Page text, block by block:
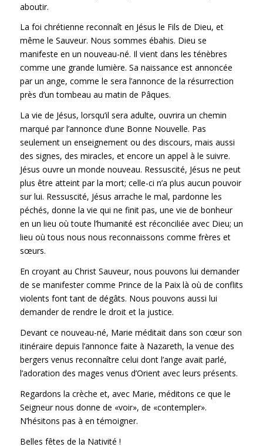
aboutir.
La foi chrétienne reconnaît en Jésus le Fils de Dieu, et
même le Sauveur. Nous sommes ébahis. Dieu se
manifeste en un nouveau-né. Il vient dans les ténèbres
comme une grande lumière. Sa naissance est annoncée
par un ange, comme le sera l’annonce de la résurrection
près d’un tombeau au matin de Pâques.
La vie de Jésus, lorsqu’il sera adulte, ouvrira un chemin
marqué par l’annonce d’une Bonne Nouvelle. Pas
seulement un enseignement ou des discours, mais aussi
des signes, des miracles, et encore un appel à le suivre.
Jésus ouvre un monde nouveau. Ressuscité, Jésus ne peut
plus être atteint par la mort; celle-ci n’a plus aucun pouvoir
sur lui. Ressuscité, Jésus arrache le mal, pardonne les
péchés, donne la vie qui ne finit pas, une vie de bonheur
en un lieu où toute l’humanité est réconciliée avec Dieu; un
lieu où tous nous nous reconnaissons comme frères et
sœurs.
En croyant au Christ Sauveur, nous pouvons lui demander
de se manifester comme Prince de la Paix là où de conflits
violents font tant de dégâts. Nous pouvons aussi lui
demander de rendre le droit et la justice.
Devant ce nouveau-né, Marie méditait dans son cœur son
itinéraire depuis l’annonce faite à Nazareth, la venue des
bergers venus reconnaître celui dont l’ange avait parlé,
l’adoration des mages venus d’Orient avec leurs présents.
Regardons la crèche et, avec Marie, méditons ce que le
Seigneur nous donne de «voir», de «contempler».
N’hésitons pas à en témoigner.
Belles fêtes de la Nativité !